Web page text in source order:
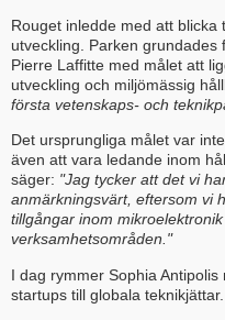
Rouget inledde med att blicka
utveckling. Parken
Pierre Laffitte med målet att
utveckling och miljömässig
första vetenskaps- och
Det ursprungliga målet var
även att vara ledande inom
säger: "Jag tycker att det vi
anmärkningsvärt, eftersom vi
tillgångar inom
verksamhetsområden."
I dag rymmer Sophia
startups till globala teknikjättar.